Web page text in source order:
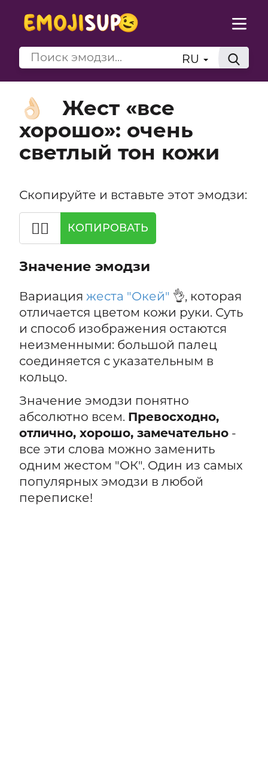
RU
👌🏻
Жест «все
хорошо»: очень
светлый тон кожи
Скопируйте и вставьте этот эмодзи:
👌🏻 КОПИРОВАТЬ
Значение эмодзи
Вариация жеста "Окей" 👌, которая
отличается цветом кожи руки. Суть
и способ изображения остаются
неизменными: большой палец
соединяется с указательным в
кольцо.
Значение эмодзи понятно
абсолютно всем. Превосходно,
отлично, хорошо, замечательно-
все эти слова можно заменить
одним жестом "ОК". Один из самых
популярных эмодзи в любой
переписке!